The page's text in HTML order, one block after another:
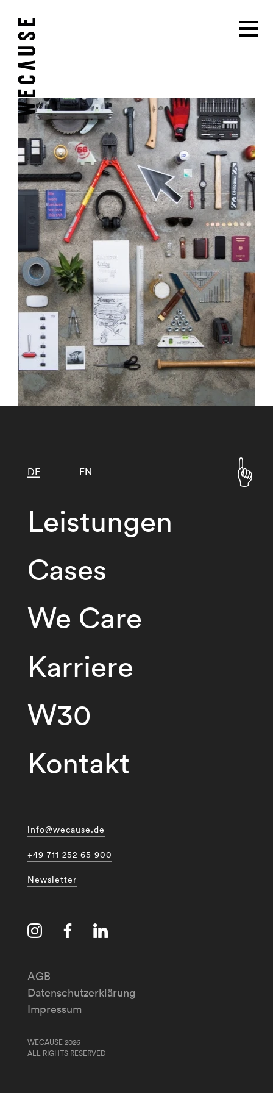
manufaktur-header-mobile
Leistungen
Cases
We Care
Karriere
W30
Kontakt
DE EN
info@wecause.de
+49 711 252 65 900
Newsletter
AGB
Datenschutzerklärung
Impressum
WECAUSE 2026
ALL RIGHTS RESERVED